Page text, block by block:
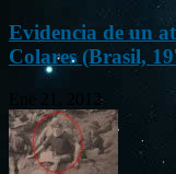
Evidencia de un
Colares (Brasil,
Ene 21, 2012